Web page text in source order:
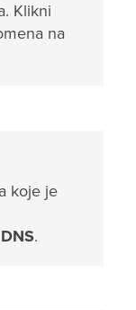
Klikni
na
koje je
.